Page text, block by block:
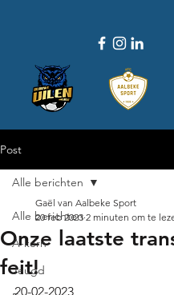
Post
Alle berichten
A-kern
Jeugd
Alle berichten
Onze laatste
feit!
Gaël van Aalbeke Sport
20 feb 2023 2 minuten om te